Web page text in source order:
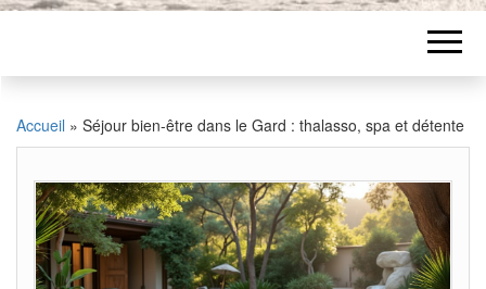
Accueil » Séjour bien-être dans le Gard : thalasso, spa et détente